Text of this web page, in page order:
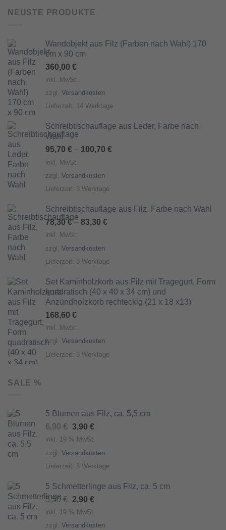
NEUSTE PRODUKTE
Wandobjekt aus Filz (Farben nach Wahl) 170
cm x 90 cm
360,00 €
inkl. MwSt.
zzgl. Versandkosten
Lieferzeit: 14 Werktage
Schreibtischauflage aus Leder, Farbe nach
Wahl
95,70 € – 100,70 €
inkl. MwSt.
zzgl. Versandkosten
Lieferzeit: 3 Werktage
Schreibtischauflage aus Filz, Farbe nach Wahl
78,30€– 83,30 €
inkl. MwSt.
zzgl. Versandkosten
Lieferzeit: 3 Werktage
Set Kaminholzkorb aus Filz mit Tragegurt, Form
quadratisch (40 x 40 x 34 cm) und
Anzündholzkorb rechteckig (21 x 18 x13)
168,60 €
inkl. MwSt.
zzgl. Versandkosten
Lieferzeit: 3 Werktage
SALE %
5 Blumen aus Filz, ca. 5,5 cm
6,90 € Ursprünglicher
Preis
6,90 €
3,90 €Aktueller
3,90 €.
inkl. 19 % MwSt.
zzgl. Versandkosten
Lieferzeit: 3 Werktage
5 Schmetterlinge aus Filz, ca. 5 cm
5,50 €
Ursprünglicher
Preis
2,90 €Aktueller
inkl. 19 % MwSt.
zzgl. Versandkosten